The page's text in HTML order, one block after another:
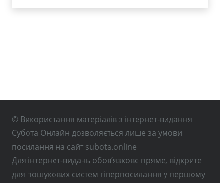
© Використання матеріалів з інтернет-видання
Субота Онлайн дозволяється лише за умови
посилання на сайт subota.online
Для інтернет-видань обов’язкове пряме, відкрите
для пошукових систем гіперпосилання у першому